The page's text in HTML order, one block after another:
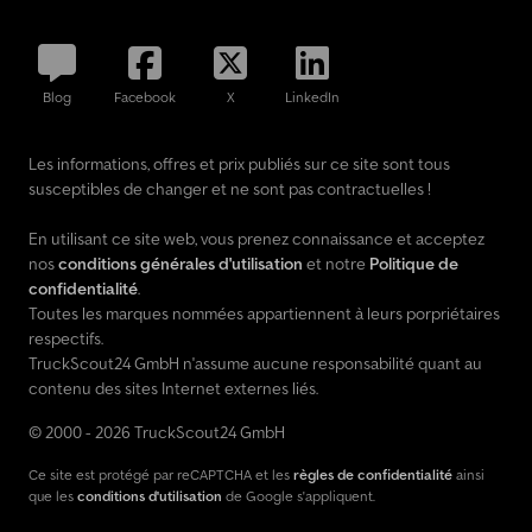
ressorts à lames / pneumatique, vitres électriques, pare-brise
teinté, générateur de 100 A, boîte de vitesses à 12 rapports - Type :
G 211-12, réservoir d'urée (AdBlue) : 60 litres, toit ouvrant manuel
confort, pompe d'assistance de direction non régulée, prise d'air
à l'avant, compresseur d'air à 2 étages, moteur de 10,7 litres - 290
essieu suiveur à pneus simples, empattement de 4900 mm,
rétroviseur de surveillance de la rampe, roue de secours,
récupération de chaleur résiduelle, freins à disque à l'avant et à
l'arrière, revêtement des sièges / rembourrage : tissu, sièges dans
la cabine
Blog Facebook X LinkedIn
Les informations, offres et prix publiés sur ce site sont tous
susceptibles de changer et ne sont pas contractuelles !
En utilisant ce site web, vous prenez connaissance et acceptez
nosconditions générales d'utilisation et notre Politique de
confidentialité.
Toutes les marques nommées appartiennent à leurs porpriétaires
respectifs.
TruckScout24 GmbH n'assume aucune responsabilité quant au
contenu des sites Internet externes liés.
© 2000 - 2026 TruckScout24 GmbH
Ce site est protégé par reCAPTCHA et les règles de confidentialité ainsi
que les conditions d'utilisation de Google s'appliquent.